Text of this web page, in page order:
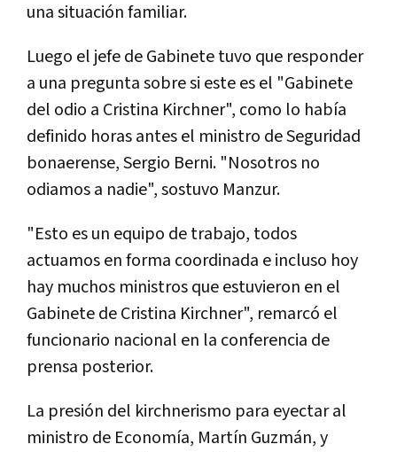
una situación familiar.
Luego el jefe de Gabinete tuvo que responder
a una pregunta sobre si este es el "Gabinete
del odio a Cristina Kirchner", como lo había
definido horas antes el ministro de Seguridad
bonaerense, Sergio Berni. "Nosotros no
odiamos a nadie", sostuvo Manzur.
"Esto es un equipo de trabajo, todos
actuamos en forma coordinada e incluso hoy
hay muchos ministros que estuvieron en el
Gabinete de Cristina Kirchner", remarcó el
funcionario nacional en la conferencia de
prensa posterior.
La presión del kirchnerismo para eyectar al
ministro de Economía, Martín Guzmán, y